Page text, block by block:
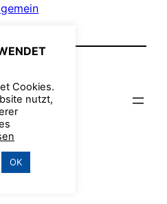
Cookies.
nutzt,
OK